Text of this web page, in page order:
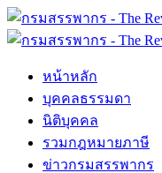
หน้าหลัก
บุคคลธรรมดา
นิติบุคคล
รวมกฎหมายภาษี
ข่าวกรมสรรพากร